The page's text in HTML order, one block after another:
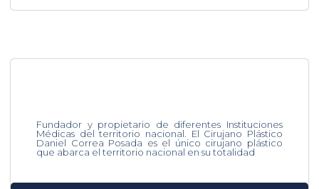
Fundador y propietario de diferentes Instituciones
Médicas del territorio nacional. El Cirujano Plástico
Daniel Correa Posada es el único cirujano plástico
que abarca el territorio nacional en su totalidad